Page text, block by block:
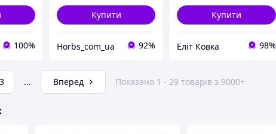
100%
Купити
Horbs_com_ua 92%
Купити
Еліт Ковка 98%
3 ... Вперед Показано 1 - 29 товарів з 9000+